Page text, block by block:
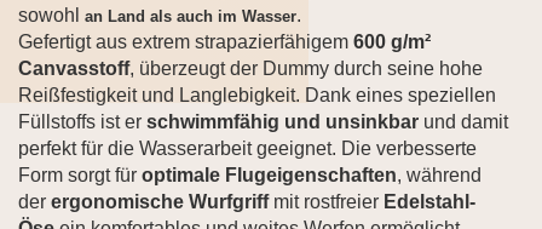
sowohl an Land als auch im Wasser.
Gefertigt aus extrem strapazierfähigem 600 g/m²
Canvasstoff, überzeugt der Dummy durch seine hohe
Reißfestigkeit und Langlebigkeit. Dank eines speziellen
Füllstoffs ist er schwimmfähig und unsinkbar und damit
perfekt für die Wasserarbeit geeignet. Die verbesserte
Form sorgt für optimale Flugeigenschaften, während
der ergonomische Wurfgriffmit rostfreier Edelstahl-